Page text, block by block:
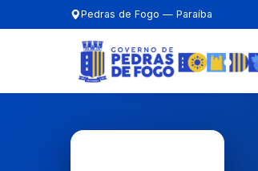
Pedras de Fogo — Paraíba